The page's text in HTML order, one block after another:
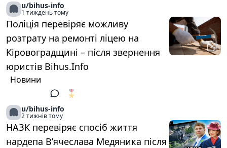
u/bihus-info
1 тиждень тому
Поліція перевіряє можливу
розтрату на ремонті ліцею на
Кіровоградщині – після звернення
юристів Bihus.Info
Новини
🎖️
u/bihus-info
2 тижнів тому
НАЗК перевіряє спосіб життя
нардепа В’ячеслава Медяника після